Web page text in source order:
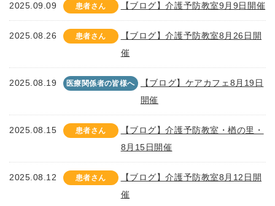
2025.09.09 患者さん 【ブログ】介護予防教室9月9日開催
2025.08.26 患者さん
【ブログ】介護予防教室8月26日開
催
2025.08.19 医療関係者の皆様へ
【ブログ】ケアカフェ8月19日
開催
2025.08.15 患者さん
【ブログ】介護予防教室・楢の里・
8月15日開催
2025.08.12 患者さん
【ブログ】介護予防教室8月12日開
催